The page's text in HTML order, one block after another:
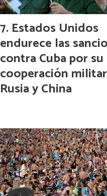
Estados Unidos
endurece las
contra Cuba por su
cooperación
Rusia y China